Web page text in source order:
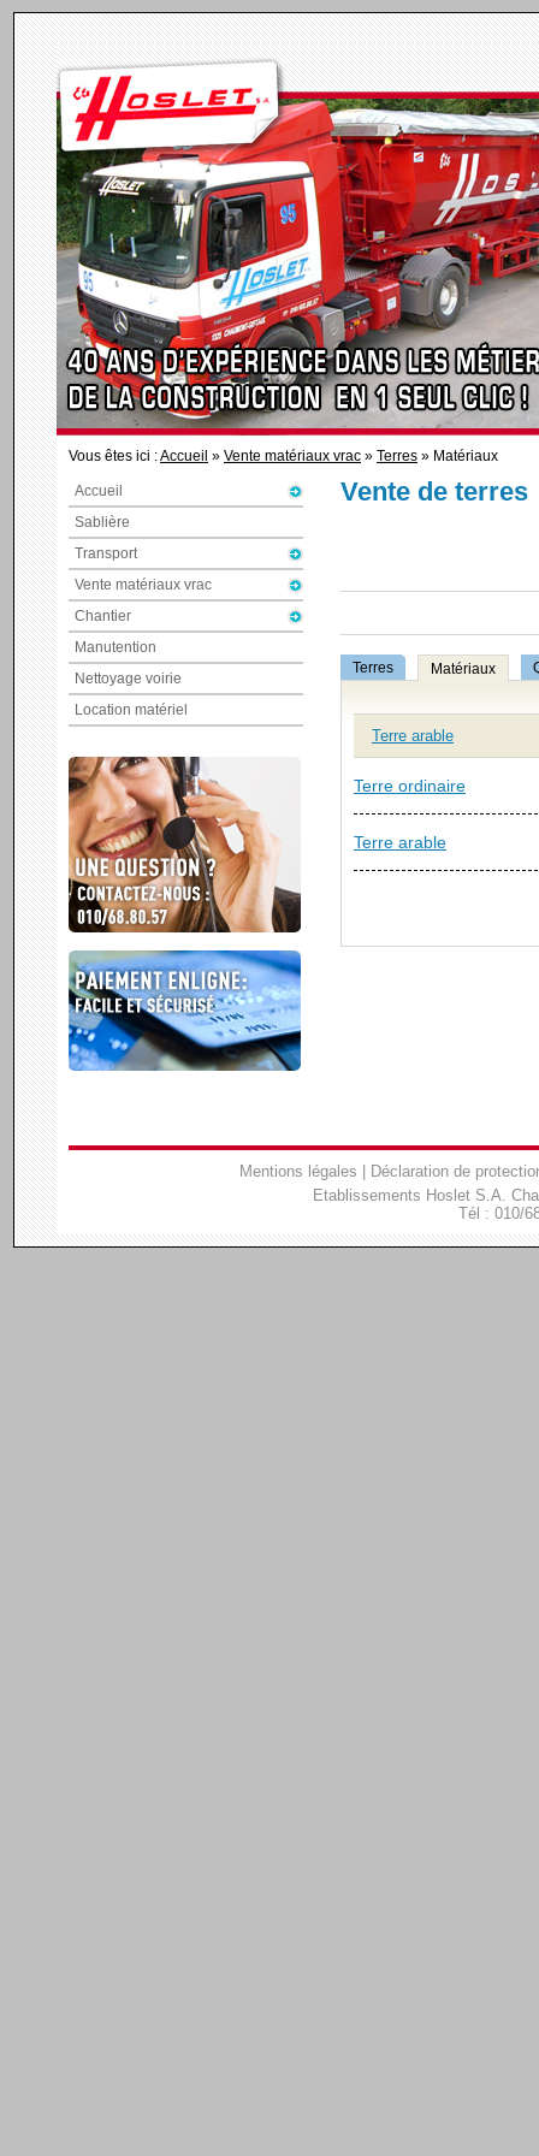
Vous êtes ici :Accueil » Vente matériaux vrac » Terres » Matériaux
Accueil
Sablière
Transport
Vente matériaux vrac
Chantier
Manutention
Nettoyage voirie
Location matériel
Vente de terres
Terres Matériaux
Terre arable
Terre ordinaire
Terre arable
Mentions légales
Déclaration de
Etablissements Hoslet S.A.
Tél : 010/